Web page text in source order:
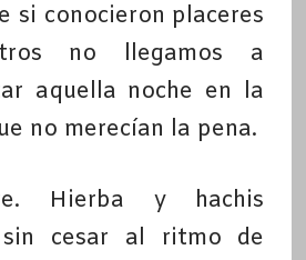
si conocieron placeres
no llegamos a
aquella noche en la
no merecían la pena.
Hierba y hachis
sin cesar al ritmo de